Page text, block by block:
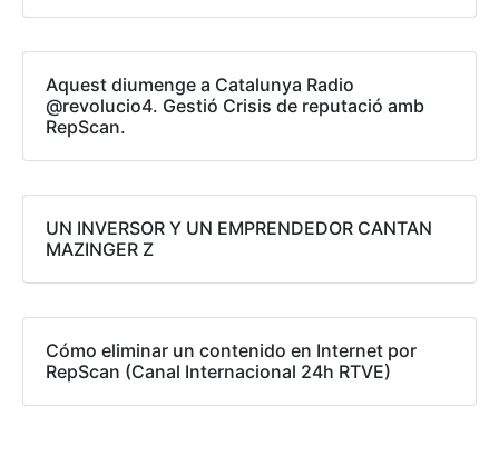
Aquest diumenge a Catalunya Radio
@revolucio4. Gestió Crisis de reputació amb
RepScan.
UN INVERSOR Y UN EMPRENDEDOR CANTAN
MAZINGER Z
Cómo eliminar un contenido en Internet por
RepScan (Canal Internacional 24h RTVE)